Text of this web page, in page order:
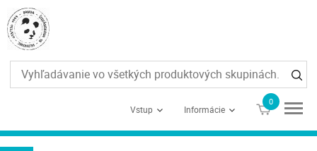
Vstup Informácie
0
€0